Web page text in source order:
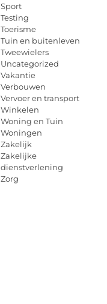
Sport
Testing
Toerisme
Tuin en buitenleven
Tweewielers
Uncategorized
Vakantie
Verbouwen
Vervoer en transport
Winkelen
Woning en Tuin
Woningen
Zakelijk
Zakelijke
dienstverlening
Zorg